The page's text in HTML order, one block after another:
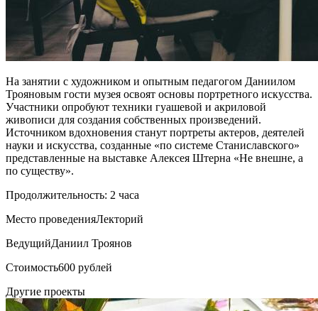
На занятии с художником и опытным педагогом Даниилом
Трояновым гости музея освоят основы портретного искусства.
Участники опробуют техники гуашевой и акриловой
живописи для создания собственных произведений.
Источником вдохновения станут портреты актеров, деятелей
науки и искусства, созданные «по системе Станиславского»
представленные на выставке Алексея Штерна «Не внешне, а
по существу».
Продолжительность: 2 часа
Место проведенияЛекторий
ВедущийДаниил Троянов
Стоимость600 рублей
Другие проекты